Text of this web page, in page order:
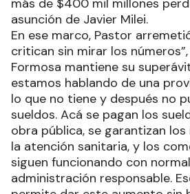
más de $400 mil millones
asunción de Javier Milei.
En ese marco, Pastor
critican sin mirar los
Formosa mantiene su
estamos hablando de una
lo que no tiene y después no
sueldos. Acá se pagan los
obra pública, se garantizan
la atención sanitaria, y los
siguen funcionando con
administración responsable.